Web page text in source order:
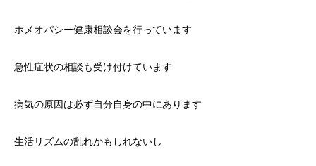
ホメオパシー健康相談会を行っています
急性症状の相談も受け付けています
病気の原因は必ず自分自身の中にあります
生活リズムの乱れかもしれないし